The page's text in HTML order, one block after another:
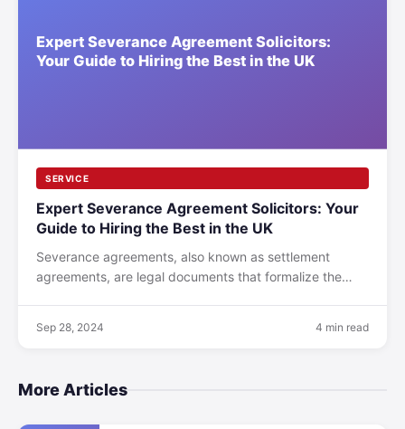
SERVICE
Expert Severance Agreement Solicitors: Your
Guide to Hiring the Best in the UK
Severance agreements, also known as settlement
agreements, are legal documents that formalize the
Sep 28, 2024 4 min read
More Articles